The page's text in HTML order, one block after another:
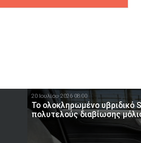
20 Ιουλίου 2026 08:00
Το ολοκληρωμένο υβριδικό
πολυτελούς διαβίωσης